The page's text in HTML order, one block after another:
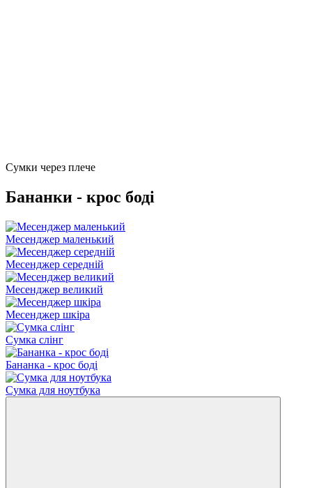
Сумки через плече
Бананки - крос боді
Месенджер маленький
Месенджер середній
Месенджер великий
Месенджер шкіра
Сумка слінг
Бананка - крос боді
Сумка для ноутбука